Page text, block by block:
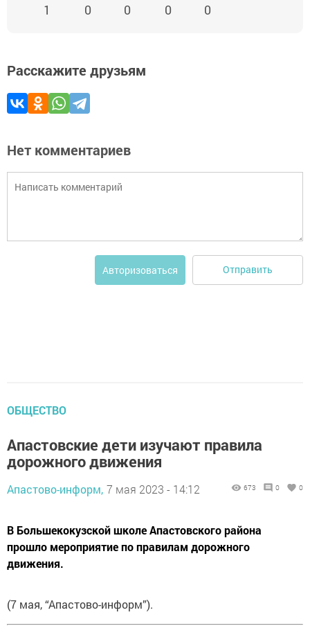
1 0 0 0 0
Расскажите друзьям
Нет комментариев
Авторизоваться Отправить
ОБЩЕСТВО
Апастовские дети изучают правила
дорожного движения
Апастово-информ, 7 мая 2023 - 14:12 673 0 0
В Большекокузской школе Апастовского района
прошло мероприятие по правилам дорожного
движения.
(7 мая, “Апастово-информ”).